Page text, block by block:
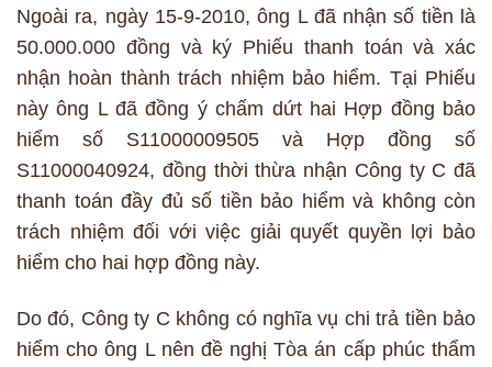
Ngoài ra, ngày 15-9-2010, ông L đã nhận số tiền là
50.000.000 đồng và ký Phiếu thanh toán và xác
nhận hoàn thành trách nhiệm bảo hiểm. Tại Phiếu
này ông L đã đồng ý chấm dứt hai Hợp đồng bảo
hiểm số S11000009505 và Hợp đồng số
S11000040924, đồng thời thừa nhận Công ty C đã
thanh toán đầy đủ số tiền bảo hiểm và không còn
trách nhiệm đối với việc giải quyết quyền lợi bảo
hiểm cho hai hợp đồng này.
Do đó, Công ty C không có nghĩa vụ chi trả tiền bảo
hiểm cho ông L nên đề nghị Tòa án cấp phúc thẩm